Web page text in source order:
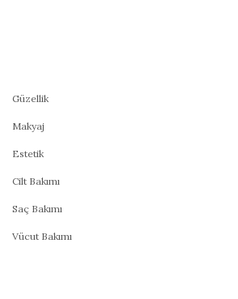
Güzellik
Makyaj
Estetik
Cilt Bakımı
Saç Bakımı
Vücut Bakımı